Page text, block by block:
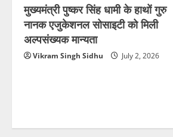
मुख्यमंत्री पुष्कर सिंह धामी के हाथों गुरु
नानक एजुकेशनल सोसाइटी को मिली
अल्पसंख्यक मान्यता
Vikram Singh Sidhu July 2, 2026